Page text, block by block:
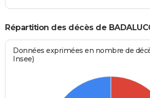
Répartition des décès de
Données exprimées en nombre de
Insee)